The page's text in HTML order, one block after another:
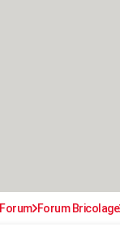
Forum Forum Bricolage